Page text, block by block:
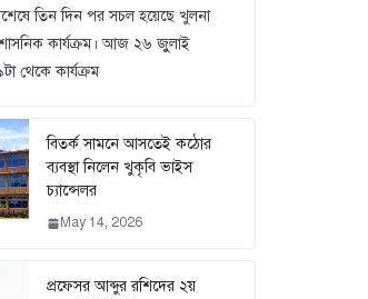
তিন দিন পর সচল হয়েছে খুলনা
কার্যক্রম। আজ ২৬ জুুলাই
থেকে কার্যক্রম
বিতর্ক সামনে আসতেই কঠোর
ব্যবস্থা নিলেন খুকৃবি ভাইস
চ্যান্সেলর
May 14, 2026
প্রফেসর আব্দুর রশিদের ২য়